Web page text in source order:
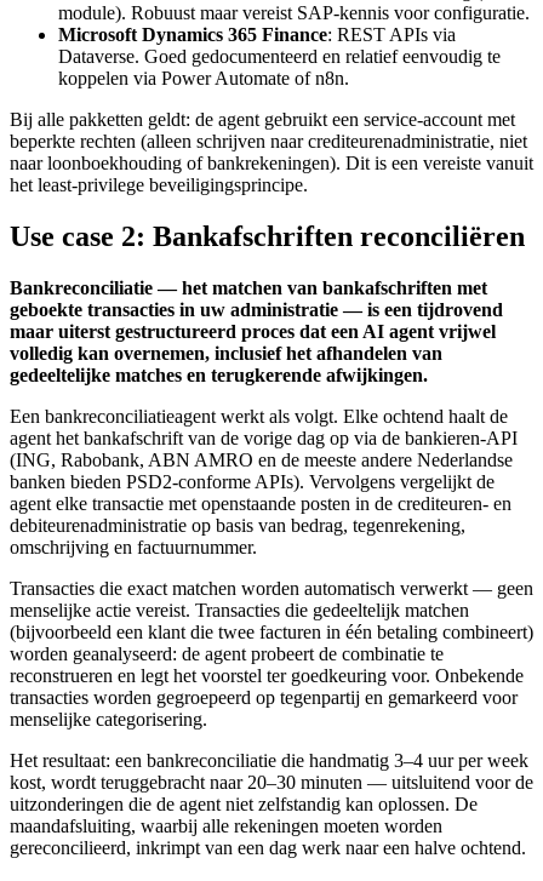
module). Robuust maar vereist SAP-kennis voor configuratie.
Microsoft Dynamics 365 Finance: REST APIs via
Dataverse. Goed gedocumenteerd en relatief eenvoudig te
koppelen via Power Automate of n8n.
Bij alle pakketten geldt: de agent gebruikt een service-account met
beperkte rechten (alleen schrijven naar crediteurenadministratie, niet
naar loonboekhouding of bankrekeningen). Dit is een vereiste vanuit
het least-privilege beveiligingsprincipe.
Use case 2: Bankafschriften reconciliëren
Bankreconciliatie — het matchen van bankafschriften met
geboekte transacties in uw administratie — is een tijdrovend
maar uiterst gestructureerd proces dat een AI agent vrijwel
volledig kan overnemen, inclusief het afhandelen van
gedeeltelijke matches en terugkerende afwijkingen.
Een bankreconciliatieagent werkt als volgt. Elke ochtend haalt de
agent het bankafschrift van de vorige dag op via de bankieren-API
(ING, Rabobank, ABN AMRO en de meeste andere Nederlandse
banken bieden PSD2-conforme APIs). Vervolgens vergelijkt de
agent elke transactie met openstaande posten in de crediteuren- en
debiteurenadministratie op basis van bedrag, tegenrekening,
omschrijving en factuurnummer.
Transacties die exact matchen worden automatisch verwerkt — geen
menselijke actie vereist. Transacties die gedeeltelijk matchen
(bijvoorbeeld een klant die twee facturen in één betaling combineert)
worden geanalyseerd: de agent probeert de combinatie te
reconstrueren en legt het voorstel ter goedkeuring voor. Onbekende
transacties worden gegroepeerd op tegenpartij en gemarkeerd voor
menselijke categorisering.
Het resultaat: een bankreconciliatie die handmatig 3–4 uur per week
kost, wordt teruggebracht naar 20–30 minuten — uitsluitend voor de
uitzonderingen die de agent niet zelfstandig kan oplossen. De
maandafsluiting, waarbij alle rekeningen moeten worden
gereconcilieerd, inkrimpt van een dag werk naar een halve ochtend.